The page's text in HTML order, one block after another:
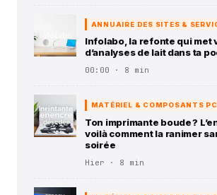
ANNUAIRE DES SITES &
Infolabo, la refonte qui met
d’analyses de lait dans ta
00:00 · 8 min
MATÉRIEL & COMPOSANTS PC
Ton imprimante boude ?
voilà comment la ranimer
soirée
Hier · 8 min